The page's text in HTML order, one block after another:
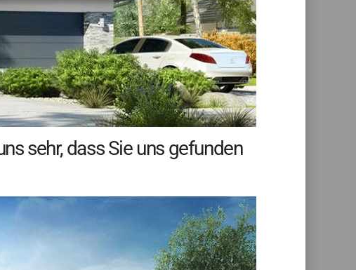
sehr, dass Sie uns gefunden